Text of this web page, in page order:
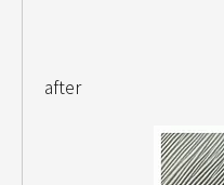
after